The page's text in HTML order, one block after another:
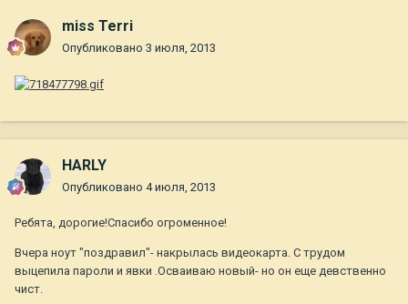
miss Terri
Опубликовано 3 июля, 2013
HARLY
Опубликовано 4 июля, 2013
Ребята, дорогие!Спасибо огроменное!
Вчера ноут "поздравил"- накрылась видеокарта. С трудом
выцепила пароли и явки .Осваиваю новый- но он еще девственно
чист.